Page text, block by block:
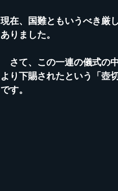
現在、国難ともいうべき厳
ありました。
さて、この一連の儀式の
より下賜されたという「壺
です。